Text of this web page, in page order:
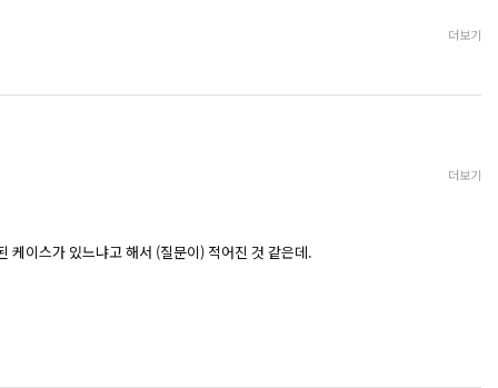
더보기
케이스가 있느냐고 해서 (질문이) 적어진 것 같은데.
더보기